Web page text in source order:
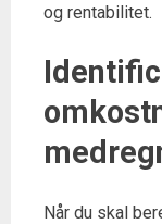
og rentabilitet.
Når du skal